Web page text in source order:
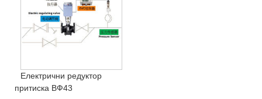
Електрични редуктор
притиска ВФ43